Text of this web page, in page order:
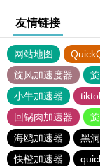
友情链接
网站地图
旋风加速度器
小牛加速器
回锅肉加速器
海鸥加速器
黑
快橙加速器